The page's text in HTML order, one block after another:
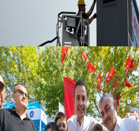
Büyükşehir Çevresel İzleme Ağını
Bandırma ile Güçlendirdi
05 Ağustos 2026